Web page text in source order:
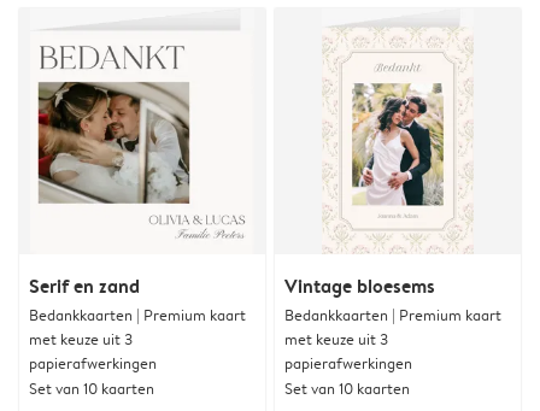
Serif en zand
Bedankkaarten | Premium kaart
met keuze uit 3
papierafwerkingen
Set van 10 kaarten
Vintage bloesems
Bedankkaarten | Premium kaart
met keuze uit 3
papierafwerkingen
Set van 10 kaarten